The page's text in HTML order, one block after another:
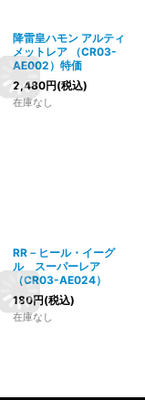
降雷皇ハモン アルティ
メットレア （CR03-
AE002）特価
2,480円(税込)
在庫なし
RR－ヒール・イーグ
ル スーパーレア
（CR03-AE024）
180円(税込)
在庫なし